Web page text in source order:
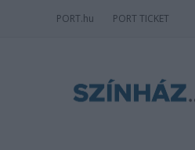
PORT.hu PORT TICKET